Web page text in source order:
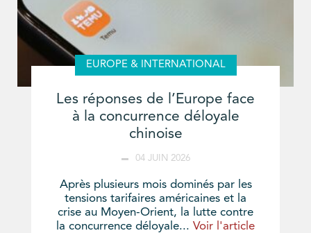
EUROPE & INTERNATIONAL
Les réponses de l’Europe face
à la concurrence déloyale
chinoise
04 JUIN 2026
Après plusieurs mois dominés par les
tensions tarifaires américaines et la
crise au Moyen-Orient, la lutte contre
la concurrence déloyale... Voir l'article